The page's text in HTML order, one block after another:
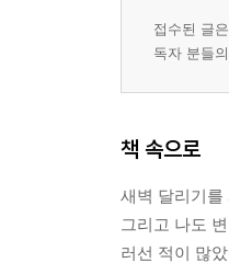
접수된 글
독자 분들
책 속으로
새벽 달리기를
그리고 나도
러선 적이 많